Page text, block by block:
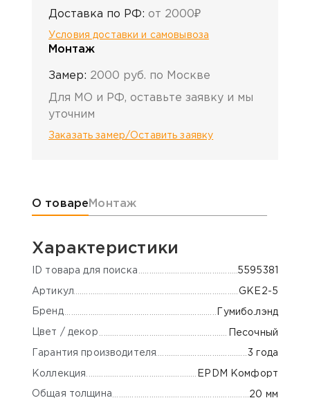
Доставка по РФ: от 2000₽
Условия доставки и самовывоза
Монтаж
Замер: 2000 руб. по Москве
Для МО и РФ, оставьте заявку и мы
уточним
Заказать замер/Оставить заявку
Информация о товаре
О товаре Монтаж
Характеристики
ID товара для поиска 5595381
Артикул GKE2-5
Бренд Гумибо.лэнд
Цвет / декор Песочный
Гарантия производителя 3 года
Коллекция EPDM Комфорт
Общая толщина 20 мм